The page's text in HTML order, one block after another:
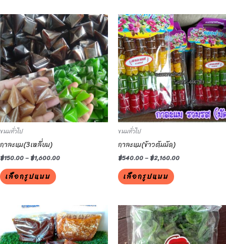
ขนมทั่วไป
กาละแม(3เหลี่ยม)
฿150.00–฿1,600.00
เลือกรูปแบบ
This
product
has
multiple
variants.
The
options
may
be
the
product
page
ขนมทั่วไป
กาละแม(ข้าวต้มมัด)
฿540.00–฿2,160.00
เลือกรูปแบบ
This
product
has
multiple
variants.
The
options
may
be
on
the
product
page
This
product
has
This
product
has